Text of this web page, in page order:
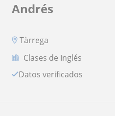
Andrés
Tàrrega
Clases de Inglés
Datos verificados